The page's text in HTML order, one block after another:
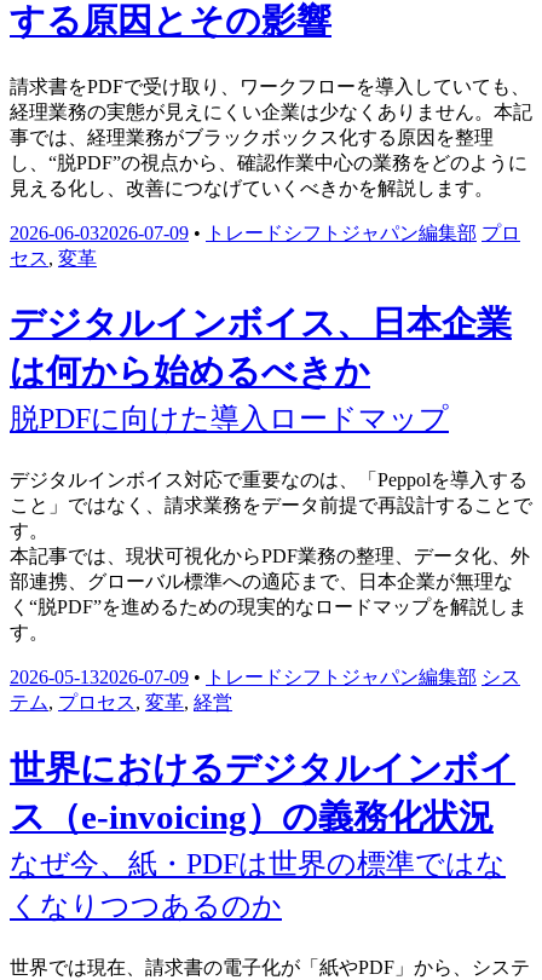
する原因とその影響
請求書をPDFで受け取り、ワークフローを導入していても、
経理業務の実態が見えにくい企業は少なくありません。本記
事では、経理業務がブラックボックス化する原因を整理
し、“脱PDF”の視点から、確認作業中心の業務をどのように
見える化し、改善につなげていくべきかを解説します。
2026-06-032026-07-09 • トレードシフトジャパン編集部 プロ
セス, 変革
デジタルインボイス、日本企業
は何から始めるべきか
脱PDFに向けた導入ロードマップ
デジタルインボイス対応で重要なのは、「Peppolを導入する
こと」ではなく、請求業務をデータ前提で再設計することで
す。
本記事では、現状可視化からPDF業務の整理、データ化、外
部連携、グローバル標準への適応まで、日本企業が無理な
く“脱PDF”を進めるための現実的なロードマップを解説しま
す。
2026-05-132026-07-09 • トレードシフトジャパン編集部 シス
テム, プロセス, 変革, 経営
世界におけるデジタルインボイ
ス（e-invoicing）の義務化状況
なぜ今、紙・PDFは世界の標準ではな
くなりつつあるのか
世界では現在、請求書の電子化が「紙やPDF」から、システ